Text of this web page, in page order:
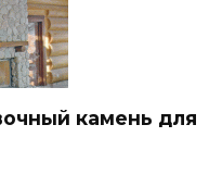
камень для